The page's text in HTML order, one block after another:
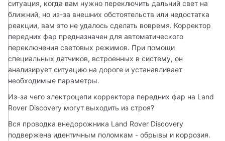
ситуация, когда вам нужно переключить дальний свет на
ближний, но из-за внешних обстоятельств или недостатка
реакции, вам это не удалось сделать вовремя. Корректор
передних фар предназначен для автоматического
переключения световых режимов. При помощи
специальных датчиков, встроенных в систему, он
анализирует ситуацию на дороге и устанавливает
необходимые параметры.
Из-за чего электроцепи корректора передних фар на Land
Rover Discovery могут выходить из строя?
Вся проводка внедорожника Land Rover Discovery
подвержена идентичным поломкам - обрывы и коррозия.